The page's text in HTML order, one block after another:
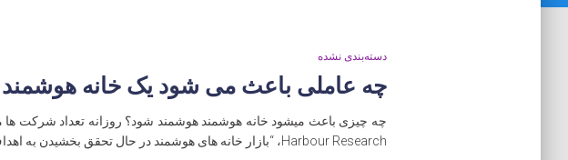
دسته‌بندی نشده
چه عاملی باعث می شود یک خانه هوشمند
چه چیزی باعث میشود خانه هوشمند هوشمند شود؟ روزانه تعداد شرکت ها
Harbour Research، “بازار خانه های هوشمند در حال تحقق بخشیدن به اهداف چشمگیری است و حدود 900 میلیون دستگاه هوشمند موجود در